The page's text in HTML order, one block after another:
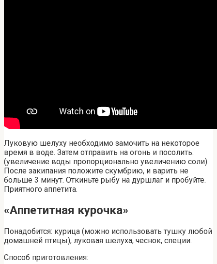
Луковую шелуху необходимо замочить на некоторое
время в воде. Затем отправить на огонь и посолить.
(увеличение воды пропорционально увеличению соли).
После закипания положите скумбрию, и варить не
больше 3 минут. Откиньте рыбу на дуршлаг и пробуйте.
Приятного аппетита.
«Аппетитная курочка»
Понадобится: курица (можно использовать тушку любой
домашней птицы), луковая шелуха, чеснок, специи.
Способ приготовления: